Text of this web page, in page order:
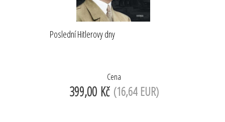
Poslední Hitlerovy dny
Cena
399,00 Kč (16,64 EUR)